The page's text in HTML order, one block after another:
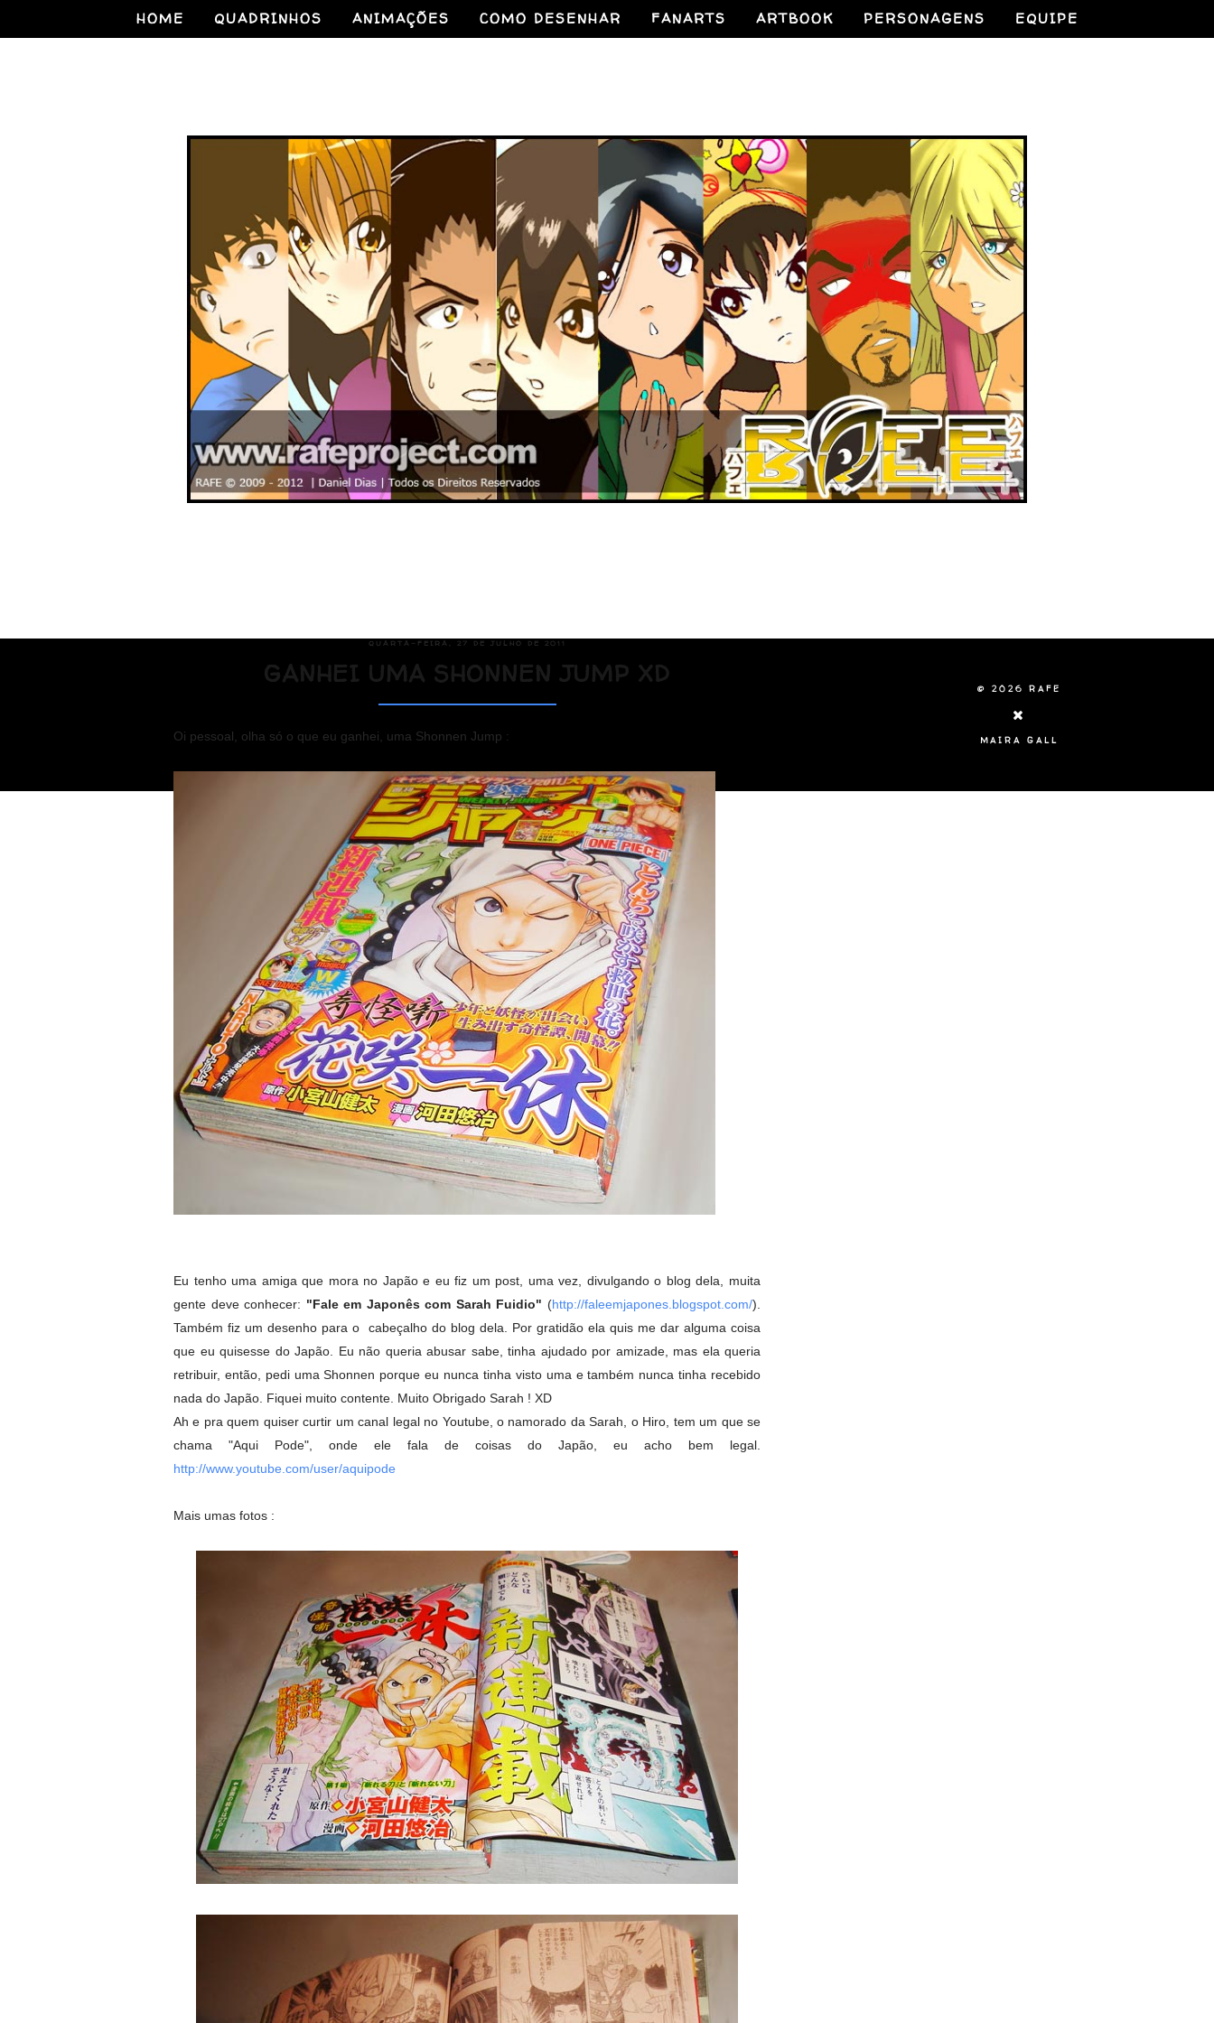
HOME QUADRINHOS ANIMAÇÕES COMO DESENHAR FANARTS ARTBOOK PERSONAGENS EQUIPE
QUARTA-FEIRA, 27 DE JULHO DE 2011
GANHEI UMA SHONNEN JUMP XD
Oi pessoal, olha só o que eu ganhei, uma Shonnen Jump :
Eu tenho uma amiga que mora no Japão e eu fiz um post, uma vez, divulgando o blog dela, muita
gente deve conhecer: "Fale em Japonês com Sarah Fuidio" (http://faleemjapones.blogspot.com/).
Também fiz um desenho para o cabeçalho do blog dela. Por gratidão ela quis me dar alguma coisa
que eu quisesse do Japão. Eu não queria abusar sabe, tinha ajudado por amizade, mas ela queria
retribuir, então, pedi uma Shonnen porque eu nunca tinha visto uma e também nunca tinha recebido
nada do Japão. Fiquei muito contente. Muito Obrigado Sarah ! XD
Ah e pra quem quiser curtir um canal legal no Youtube, o namorado da Sarah, o Hiro, tem um que se
chama "Aqui Pode", onde ele fala de coisas do Japão, eu acho bem legal.
http://www.youtube.com/user/aquipode
Mais umas fotos :
© 2026 RAFE
MAIRA GALL